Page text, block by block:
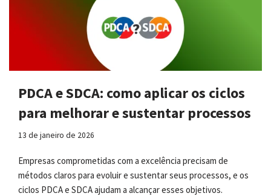
PDCA e SDCA: como aplicar os ciclos
para melhorar e sustentar processos
13 de janeiro de 2026
Empresas comprometidas com a excelência precisam de
métodos claros para evoluir e sustentar seus processos, e os
ciclos PDCA e SDCA ajudam a alcançar esses objetivos.